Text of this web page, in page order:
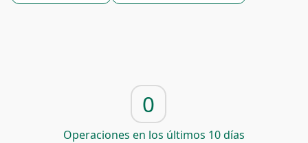
0
Operaciones en los últimos 10 días